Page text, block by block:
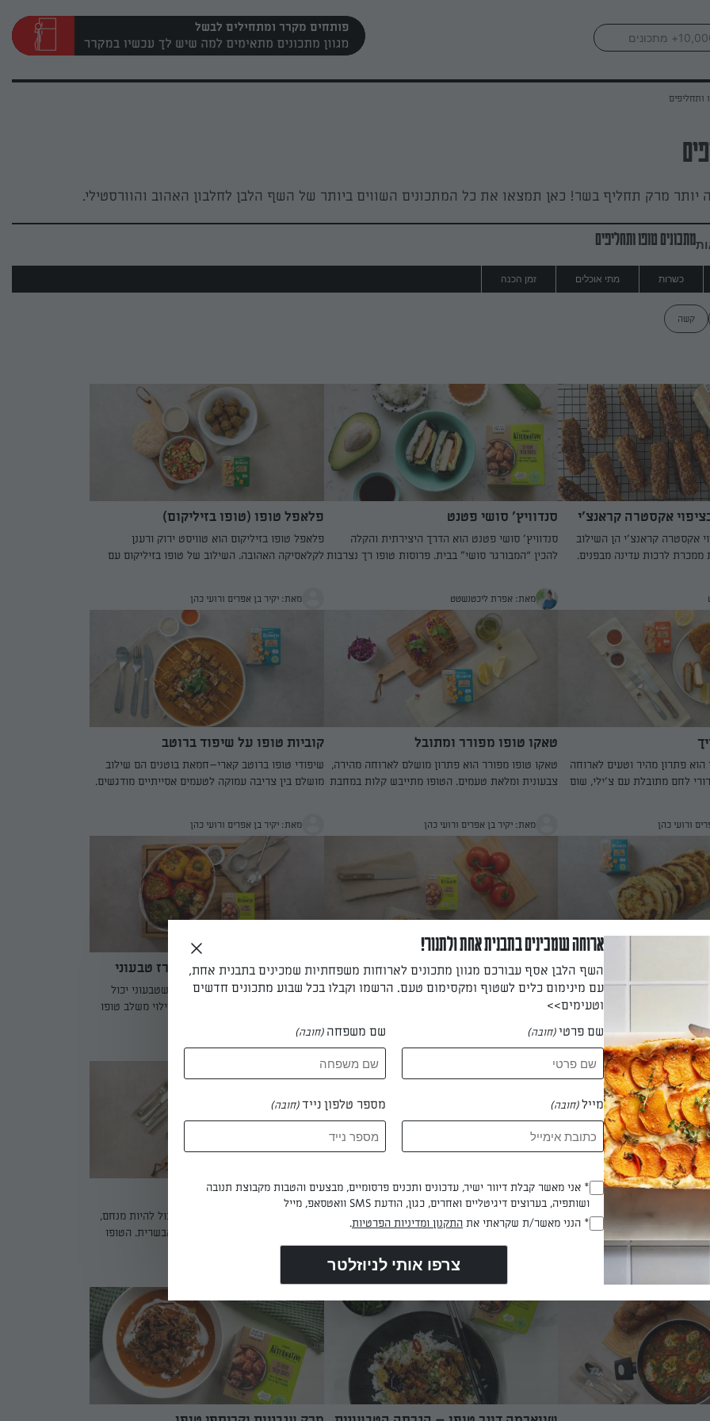
פותחים מקרר ומתחילים לבשל
ותחליפים
יותר מרק תחליף בשר! כאן תמצאו את כל המתכונים השווים ביותר של השף הלבן לחלבון האהוב והוורסטילי.
מתכונים טופו ותחליפים
כשרות מתי אוכלים זמן הכנה
קשה
אקסטרה קראנצ׳י
אקסטרה קראנצ׳י הן השילוב
ממכרת לרכות עדינה מבפנים.
קורנפלקס גסים שיוצרים מעטפת
לטגן במחבת או לאפות
תוצאה פריכה במיוחד.
דבש חם עם נגיעה פיקנטית
מתוק־חריף שמקפיץ את המנה.
לצד סלט רענן או לארוחת
סנדוויץ׳ סושי פטנט
סנדוויץ׳ סושי פטנט הוא הדרך היצירתית והקלה
להכין “המבורגר סושי” בבית. פרוסות טופו רך נצרבות
משחימות וסופגות טעמים עמוקים. מרכיבים על אצת
נורי אורז סושי דביק, מלפפון, בטטה רכה, אבוקדו
וטופו – סוגרים בעדינות ומהדקים לצורת כריך עגול
ומרשים. מגישים לצד רוטב חמאת בוטנים עשיר ומעט
מתקתק – ומקבלים ארוחה צמחונית מושלמת לארוחת
ערב או צהריים.
מאת: אפרת ליכטנשטט
פלאפל טופו (טופו בזיליקום)
פלאפל טופו בזיליקום הוא טוויסט ירוק ורענן
לקלאסיקה האהובה. השילוב של טופו בזיליקום עם
מושלם. הטיגון בחום מדויק מעניק מעטפת פריכה
וזהובה, בעוד החלק הפנימי נשאר עסיסי ורך. מגישים
בפיתה עם טחינה, סלט קצוץ וחמוצים – או בצלחת
לצד ירקות טריים למנה קלילה ומשביעה.
מאת: יקיר בן אפרים ורועי כהן
הוא פתרון מהיר וטעים לארוחה
לחם מתובלת עם צ׳ילי, שום
ופירורי לחם – אפשר לחזור על
ומפנקת. מטגנים במחבת עד
זמן ומאמץ.
ורועי כהן
טאקו טופו מפורר ומתובל
טאקו טופו מפורר הוא פתרון מושלם לארוחה מהירה,
צבעונית ומלאת טעמים. הטופו מתייבש קלות במחבת
מרקם עסיסי ומעט מעושן. אופים את הטורטיות
הפוכות על רשת בתנור כדי לקבל צורה מושלמת
וקראנצ’יות נהדרת, ואז ממלאים בכל הטוב –
גוואקמולי, סלסה רעננה, כרוב סגול וכוסברה טרייה.
ארוחה טבעונית קלילה שמתאימה גם לאירוח ספונטני
וגם לארוחת ערב זריזה באמצע השבוע.
מאת: יקיר בן אפרים ורועי כהן
קוביות טופו על שיפוד ברוטב
קארי–חמאת בוטנים
שיפודי טופו ברוטב קארי–חמאת בוטנים הם שילוב
מושלם בין צריבה עמוקה לטעמים אסייתיים מודגשים.
שמורכב מחלב קוקוס, חמאת בוטנים, קארי צהוב, סויה
ונגיעה פיקנטית של סריראצ’ה. הרוטב נספג בטופו
ומעניק לו עומק, מתקתקות עדינה וחריפות מאוזנת.
מגישים עם שומשום, כוסברה טרייה ובוטנים קצוצים –
ומקבלים מנה מרשימה שמתאימה לארוחה משפחתית
או לאירוח בסגנון אסייתי.
מאת: יקיר בן אפרים ורועי כהן
נהדר ללחם שטוח רך במיוחד –
חלב. הטופו הנטחן משתלב
גמיש ואוורירי, שמתקבל
חמה. לאחר הטיגון הקצר,
זית עם פטרוזיליה ושום כתוש
ורך מבפנים עם מעטפת צרובה
קארי, מטבלים, שווארמה
מושקע.
ורועי כהן
בויוס טופו וגבינות
מאפי הבויוס האלה הם השדרוג המושלם למטבח
הביתי – רכים, אווריריים ועתירי גבינות, עם נגיעת
גבינה צהובה, קוטג’ וטופו רך יוצר מאפה עסיסי
מאמץ. הזיתים מוסיפים קונטרסט מלוח ומרקם נהדר,
את כל הריחות הנכונים. מתכון מהיר להכנה שמתאים
לכל שעה – מארוחת בוקר ועד לאירוח ערב חלבי
מושקע.
מאת: יקיר בן אפרים ורועי כהן
פלפלים ממולאים בטופו ואורז טבעוני
הפלפלים הממולאים האלה מוכיחים שטבעוני יכול
להיות טעים, מנחם ומלא נוכחות. המילוי משלב טופו
עשיר – שממלאים את הבית בריח של בישול ביתי
בעדינות ולמילוי להיספג ברוטב, כך שכל ביס הוא
שילוב מושלם של מרקמים וטעמים. מתכון פשוט
להכנה, צבעוני ומזמין, שמתאים גם לארוחת צהריים
משפחתית וגם לאירוח טבעוני אלגנטי.
מאת: יקיר בן אפרים ורועי כהן
צהוב
צהוב הן ההוכחה שטופו יכול
עשירה ומלאת טעמים. הקציצות
על מרקם רך מבפנים וקריספי
בניחוחות אסייתיים
ביתית ומנחמת שמאזנת חריפות
של הקוקוס, ומתאימה בול לצד
קל להכנה, עשירה בחלבון
טבעוני – מתכון אחד שיכבוש
פיצה טופו ללא גלוטן
המתכון הזה מוכיח שפיצה ביתית יכולה להיות מהירה,
קלה וללא טיפת גלוטן. במקום בצק קלאסי, משתמשים
בבסיס רך ויציב על בסיס טופו, ביצה וקמח שיבולת
שועל או חומוס – שילוב שמעניק לפיצה מרקם נהדר
וטעם עדין. הכול נעשה במחבת אחת: יוצקים,
מזהיבים, הופכים ומוסיפים את הרוטב, הגבינה
והטופינג האהוב. תוך 15 דקות מתקבלת פיצה חמה,
רכה מבפנים וזהובה מבחוץ – מושלמת לארוחת ערב
קלה, בראנץ’ או נשנוש מהיר באמצע היום.
בולונז טופו
בולונז טופו הוא ההוכחה שטבעוני יכול להיות מנחם,
עשיר ומלא טעם בדיוק כמו הגרסה הבשרית. הטופו
נרסק, מתובל ונאפה עד שמקבל מרקם פירורי ו"נגיס",
שורש, שום, עשבי תיבול ואורגנו מיובש. האיחוד בין
שני המרכיבים יוצר רוטב סמיך, בייתי ועמוק בטעמים,
שמתחבר נהדר עם פסטה טרייה, ספגטי או אפילו
אורז. זו מנה טבעונית מושלמת לאירוח, לערב קריר או
לארוחת משפחה שתרגיש כמו חיבוק חם בצלחת.
ארוחה שמכינים בתבנית אחת ולתנור!
השף הלבן אסף עבורכם מגוון מתכונים לארוחות משפחתיות שמכינים בתבנית אחת,
עם מינימום כלים לשטוף ומקסימום טעם. הרשמו וקבלו בכל שבוע מתכונים חדשים
וטעימים>>
שם פרטי(חובה) שם משפחה (חובה)
מייל(חובה) מספר טלפון נייד(חובה)
(חובה)
* אני מאשר קבלת דיוור ישיר, עדכונים ותכנים פרסומיים, מבצעים והטבות מקבוצת תנובה
ושותפיה, בערוצים דיגיטליים ואחרים, כגון, הודעת SMS וואטסאפ, מייל
(חובה)
* הנני מאשר/ת שקראתי את התקנון ומדיניות הפרטיות.